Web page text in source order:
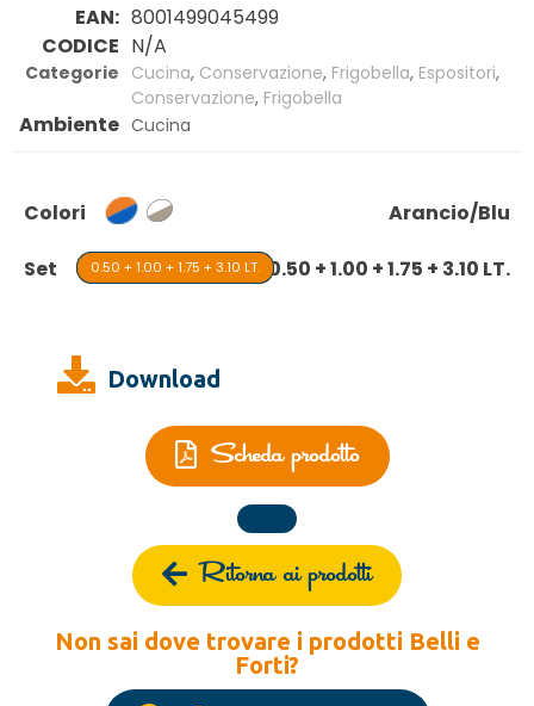
EAN: 8001499045499
CODICE N/A
Categorie Cucina, Conservazione, Frigobella, Espositori,
Conservazione, Frigobella
Ambiente Cucina
Colori Arancio/Blu
Set 0.50 + 1.00 + 1.75 + 3.10 LT.
0.50 + 1.00 + 1.75 + 3.10 LT.
Download
Scheda prodotto
Ritorna ai prodotti
Non sai dove trovare i prodotti Belli e
Forti?